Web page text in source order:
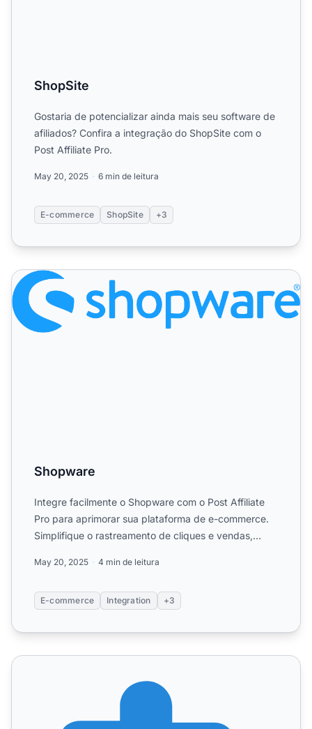
ShopSite
Gostaria de potencializar ainda mais seu software de
afiliados? Confira a integração do ShopSite com o
Post Affiliate Pro.
May 20, 2025 6 min de leitura
E-commerce ShopSite +3
Shopware
Shopware
Integre facilmente o Shopware com o Post Affiliate
Pro para aprimorar sua plataforma de e-commerce.
Simplifique o rastreamento de cliques e vendas,
May 20, 2025 4 min de leitura
E-commerce Integration +3
SecureNetShop